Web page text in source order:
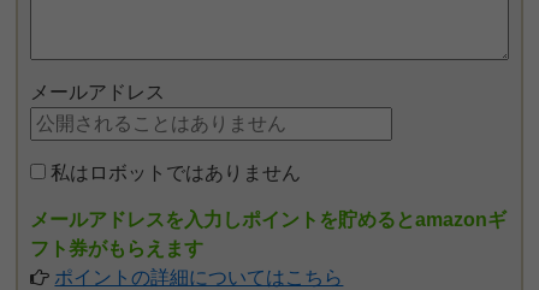
メールアドレス
私はロボットではありません
メールアドレスを入力しポイントを貯めるとamazonギ
フト券がもらえます
ポイントの詳細についてはこちら